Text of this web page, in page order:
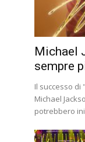
Michael
sempre
Il successo di
Michael
potrebbero